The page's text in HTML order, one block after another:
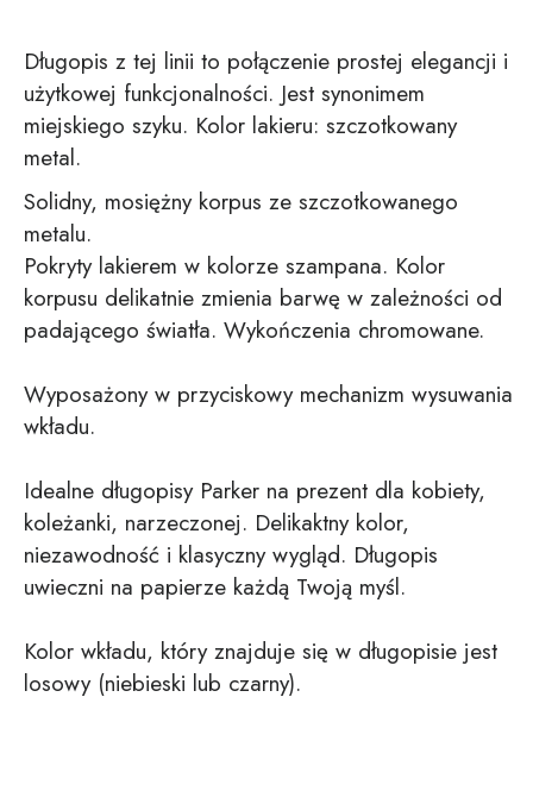
Długopis z tej linii to połączenie prostej elegancji i
użytkowej funkcjonalności. Jest synonimem
miejskiego szyku. Kolor lakieru: szczotkowany
metal.
Solidny, mosiężny korpus ze szczotkowanego
metalu.
Pokryty lakierem w kolorze szampana. Kolor
korpusu delikatnie zmienia barwę w zależności od
padającego światła. Wykończenia chromowane.
Wyposażony w przyciskowy mechanizm wysuwania
wkładu.
Idealne długopisy Parker na prezent dla kobiety,
koleżanki, narzeczonej. Delikaktny kolor,
niezawodność i klasyczny wygląd. Długopis
uwieczni na papierze każdą Twoją myśl.
Kolor wkładu, który znajduje się w długopisie jest
losowy (niebieski lub czarny).